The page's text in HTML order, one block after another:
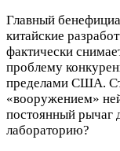
Главный
китайские
фактически
проблему
пределами США.
«вооружением»
постоянный
лабораторию?